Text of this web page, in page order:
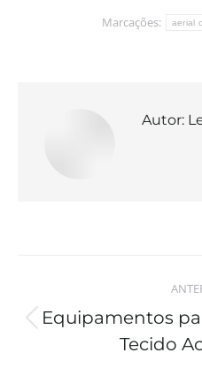
Marcações:
aerial
Autor:
Equipamentos
Tecido